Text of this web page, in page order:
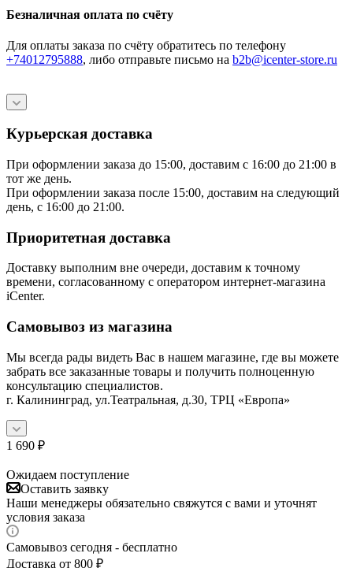
Безналичная оплата по счёту
Для оплаты заказа по счёту обратитесь по телефону
+74012795888, либо отправьте письмо на b2b@icenter-store.ru
Курьерская доставка
При оформлении заказа до 15:00, доставим с 16:00 до 21:00 в
тот же день.
При оформлении заказа после 15:00, доставим на следующий
день, с 16:00 до 21:00.
Приоритетная доставка
Доставку выполним вне очереди, доставим к точному
времени, согласованному с оператором интернет-магазина
iCenter.
Самовывоз из магазина
Мы всегда рады видеть Вас в нашем магазине, где вы можете
забрать все заказанные товары и получить полноценную
консультацию специалистов.
г. Калининград, ул.Театральная, д.30, ТРЦ «Европа»
1 690 ₽
Ожидаем поступление
Оставить заявку
Наши менеджеры обязательно свяжутся с вами и уточнят
условия заказа
Самовывоз сегодня - бесплатно
Доставка от 800 ₽